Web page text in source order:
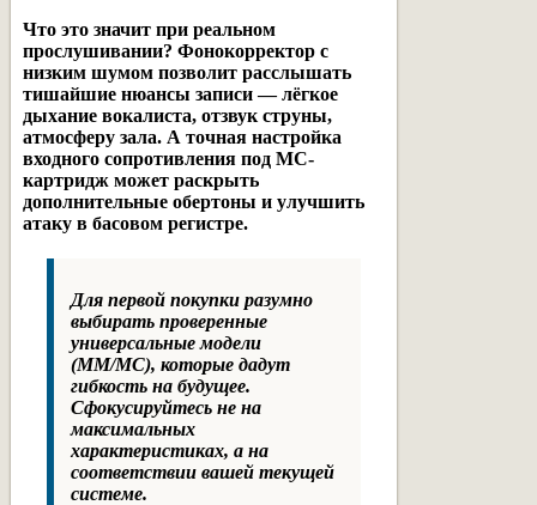
Что это значит при реальном
прослушивании? Фонокорректор с
низким шумом позволит расслышать
тишайшие нюансы записи — лёгкое
дыхание вокалиста, отзвук струны,
атмосферу зала. А точная настройка
входного сопротивления под MC-
картридж может раскрыть
дополнительные обертоны и улучшить
атаку в басовом регистре.
Для первой покупки разумно
выбирать проверенные
универсальные модели
(MM/MC), которые дадут
гибкость на будущее.
Сфокусируйтесь не на
максимальных
характеристиках, а на
соответствии вашей текущей
системе.